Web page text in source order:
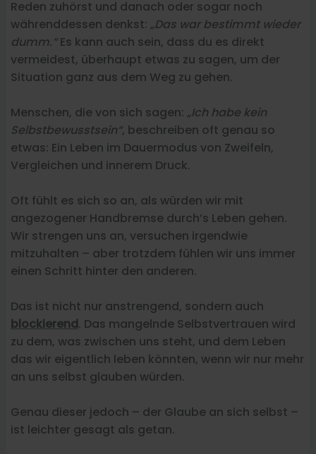
Reden zuhörst und danach oder sogar noch
währenddessen denkst: „Das war bestimmt wieder
dumm.“Es kann auch sein, dass du es direkt
vermeidest, überhaupt etwas zu sagen, um der
Situation ganz aus dem Weg zu gehen.
Menschen, die von sich sagen: „Ich habe kein
Selbstbewusstsein“, beschreiben oft genau so
etwas: Ein Leben im Dauermodus von Zweifeln,
Vergleichen und innerem Druck.
Oft fühlt es sich so an, als würden wir mit
angezogener Handbremse durch’s Leben gehen.
Wir strengen uns an, versuchen irgendwie
mitzuhalten – aber trotzdem fühlen wir uns immer
einen Schritt hinter den anderen.
Das ist nicht nur anstrengend, sondern auch
blockierend. Das mangelnde Selbstvertrauen wird
zu dem, was zwischen uns steht, und dem Leben
das wir eigentlich leben könnten, wenn wir nur mehr
an uns selbst glauben würden.
Genau dieser jedoch – der Glaube an sich selbst –
ist leichter gesagt als getan.